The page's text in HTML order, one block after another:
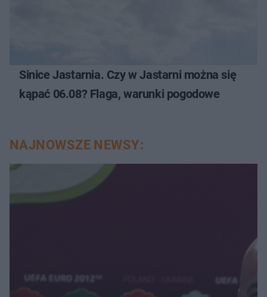
Sinice Jastarnia. Czy w Jastarni można się
kąpać 06.08? Flaga, warunki pogodowe
NAJNOWSZE NEWSY: